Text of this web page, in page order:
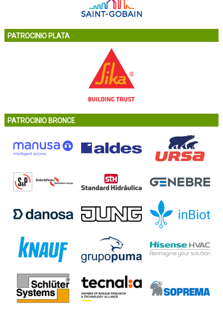
PATROCINIO PLATA
PATROCINIO BRONCE